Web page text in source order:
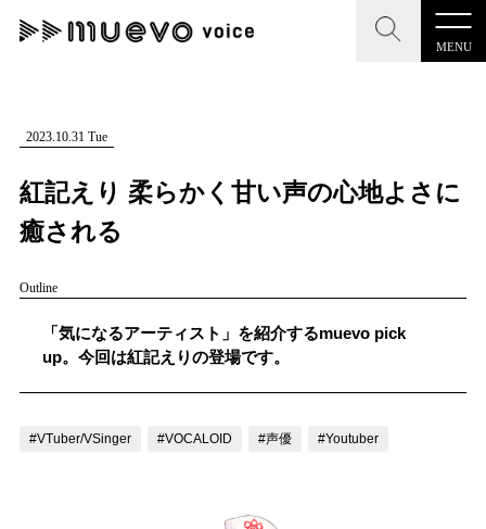
MENU
CLOSE
記事を検索する
人気ワード
#男性SSW #ポップス #女性SSW
CLOSE
"読者の声を形にする”音楽特化メディア
MENU
記事一覧
2023.10.31 Tue
紅記えり 柔らかく甘い声の心地よさに
癒される
Outline
「気になるアーティスト」を紹介するmuevo pick
up。今回は紅記えりの登場です。
#VTuber/VSinger #VOCALOID #声優 #Youtuber